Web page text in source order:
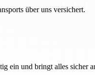
über uns versichert.
ein und bringt alles sicher